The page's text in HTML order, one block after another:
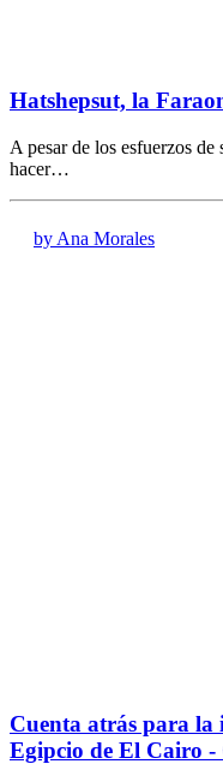
Hatshepsut, la
A pesar de los esfuerzos
hacer…
by Ana Morales
Cuenta atrás para la
Egipcio de El Cairo